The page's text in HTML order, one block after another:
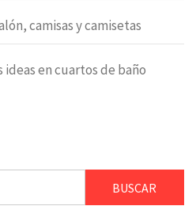
camisas y camisetas
en cuartos de baño